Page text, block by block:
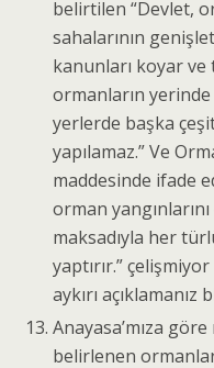
belirtilen “Devlet,
sahalarının
kanunları koyar ve
ormanların
yerlerde başka
yapılamaz.” Ve
maddesinde ifade
orman
maksadıyla her
yaptırır.”
aykırı
Anayasa’mıza
belirlenen